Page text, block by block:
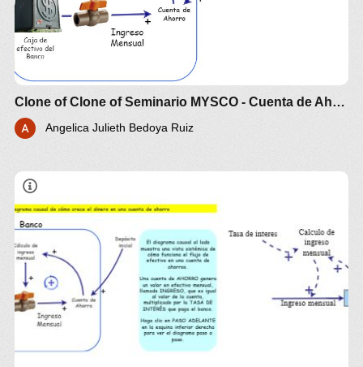
Clone of Clone of Seminario MYSCO - Cuenta de Ahorros
Angelica Julieth Bedoya Ruiz
Seminario MYSCO